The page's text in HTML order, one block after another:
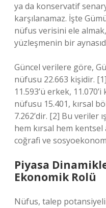
ya da konservatif
karşılanamaz. İşte
nüfus verisini ele
yüzleşmenin bir
Güncel verilere göre,
nüfusu 22.663 kişidir.
11.593’ü erkek,
nüfusu 15.401, kırsal
7.262’dir. [2] Bu veriler
hem kırsal hem kentsel
coğrafi ve
Piyasa
Ekonomik Rolü
Nüfus, talep